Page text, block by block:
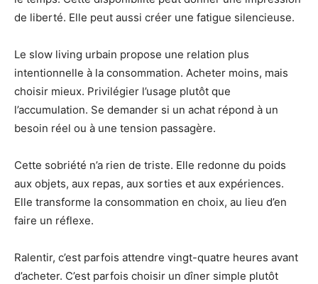
de liberté. Elle peut aussi créer une fatigue silencieuse.
Le slow living urbain propose une relation plus
intentionnelle à la consommation. Acheter moins, mais
choisir mieux. Privilégier l’usage plutôt que
l’accumulation. Se demander si un achat répond à un
besoin réel ou à une tension passagère.
Cette sobriété n’a rien de triste. Elle redonne du poids
aux objets, aux repas, aux sorties et aux expériences.
Elle transforme la consommation en choix, au lieu d’en
faire un réflexe.
Ralentir, c’est parfois attendre vingt-quatre heures avant
d’acheter. C’est parfois choisir un dîner simple plutôt